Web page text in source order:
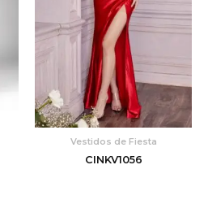
Vestidos de Fiesta
CINKV1056